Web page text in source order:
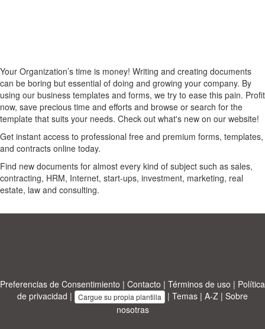
Your Organization’s time is money! Writing and creating documents
can be boring but essential of doing and growing your company. By
using our business templates and forms, we try to ease this pain. Profit
now, save precious time and efforts and browse or search for the
template that suits your needs. Check out what's new on our website!
Get instant access to professional free and premium forms, templates,
and contracts online today.
Find new documents for almost every kind of subject such as sales,
contracting, HRM, Internet, start-ups, investment, marketing, real
estate, law and consulting.
Preferencias de Consentimiento | Contacto | Términos de uso | Política
de privacidad | Cargue su propia plantilla | Temas | A-Z | Sobre
nosotras